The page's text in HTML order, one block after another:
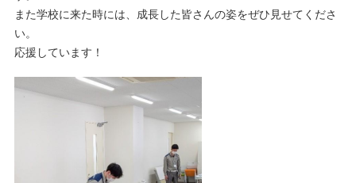
また学校に来た時には、成長した皆さんの姿をぜひ見せてくださ
い。
応援しています！